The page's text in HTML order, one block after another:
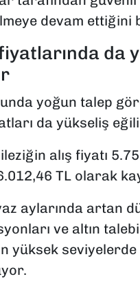
devam ettiğini
da
yoğun talep
da yükseliş
alış fiyatı
TL olarak
aylarında artan
ve altın
yüksek seviyelerde